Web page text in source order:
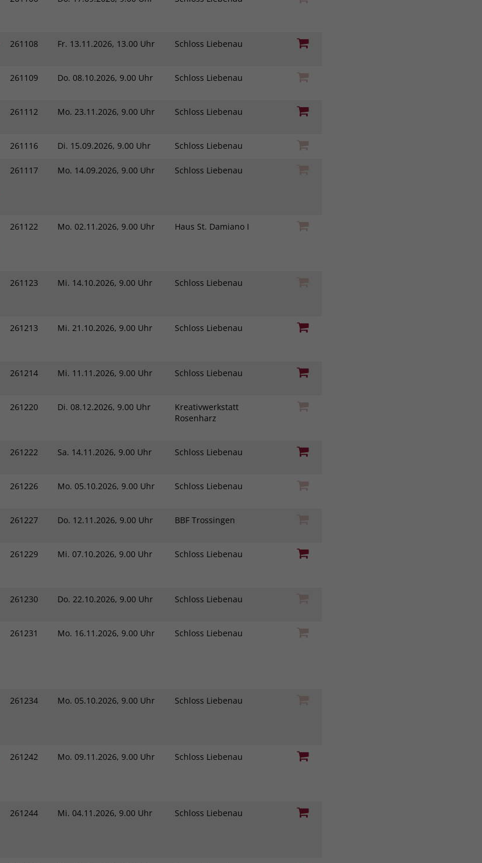
261108 Fr. 13.11.2026, 13.00 Uhr Schloss Liebenau
261109 Do. 08.10.2026, 9.00 Uhr Schloss Liebenau
261112 Mo. 23.11.2026, 9.00 Uhr Schloss Liebenau
261116 Di. 15.09.2026, 9.00 Uhr Schloss Liebenau
261117 Mo. 14.09.2026, 9.00 Uhr Schloss Liebenau
261122 Mo. 02.11.2026, 9.00 Uhr Haus St. Damiano I
261123 Mi. 14.10.2026, 9.00 Uhr Schloss Liebenau
261213 Mi. 21.10.2026, 9.00 Uhr Schloss Liebenau
261214 Mi. 11.11.2026, 9.00 Uhr Schloss Liebenau
261220 Di. 08.12.2026, 9.00 Uhr
Kreativwerkstatt
Rosenharz
261222 Sa. 14.11.2026, 9.00 Uhr Schloss Liebenau
261226 Mo. 05.10.2026, 9.00 Uhr Schloss Liebenau
261227 Do. 12.11.2026, 9.00 Uhr BBF Trossingen
261229 Mi. 07.10.2026, 9.00 Uhr Schloss Liebenau
261230 Do. 22.10.2026, 9.00 Uhr Schloss Liebenau
261231 Mo. 16.11.2026, 9.00 Uhr Schloss Liebenau
261234 Mo. 05.10.2026, 9.00 Uhr Schloss Liebenau
261242 Mo. 09.11.2026, 9.00 Uhr Schloss Liebenau
261244 Mi. 04.11.2026, 9.00 Uhr Schloss Liebenau
stiftung-liebenau.de
werden.
www.clarity.ms
Seitenaufrufe eines Benutzers zu speichern